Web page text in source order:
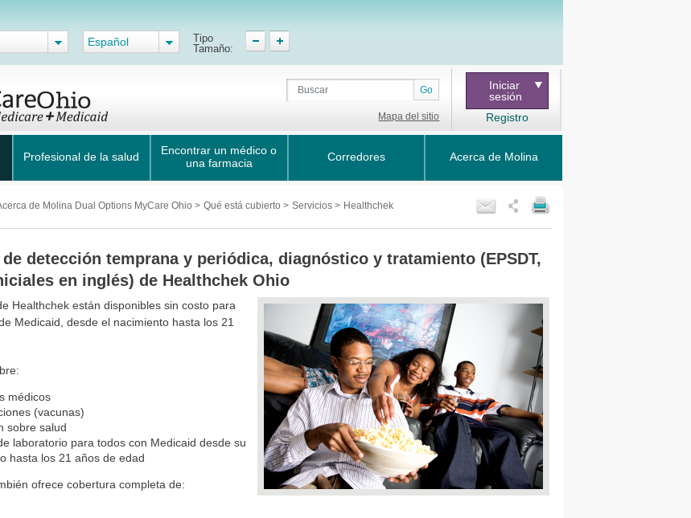
Español
Tipo
Tamaño:
Go
Mapa del sitio
Iniciar
sesión
Registro
Profesional de la salud
Encontrar un médico o
una farmacia
Corredores Acerca de Molina
de Molina Dual Options MyCare Ohio > Qué está cubierto > Servicios > Healthchek
detección temprana y periódica, diagnóstico y tratamiento (EPSDT,
en inglés) de Healthchek Ohio
Healthchek están disponibles sin costo para
Medicaid, desde el nacimiento hasta los 21
médicos
(vacunas)
sobre salud
laboratorio para todos con Medicaid desde su
hasta los 21 años de edad
ofrece cobertura completa de: